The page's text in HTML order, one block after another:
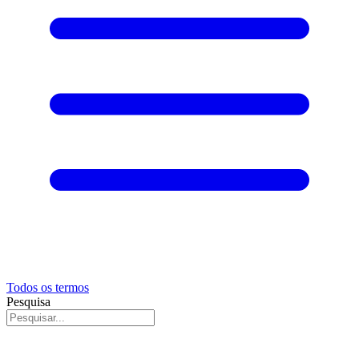
Todos os termos
Pesquisa